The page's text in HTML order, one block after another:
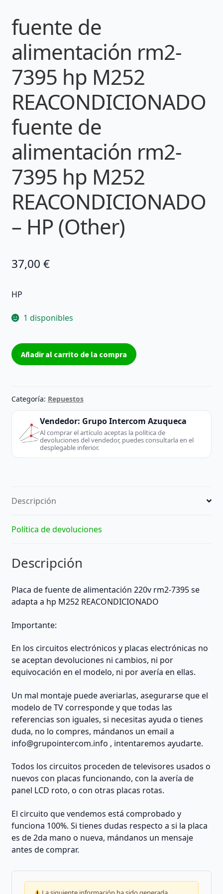
fuente de
alimentación rm2-
7395 hp M252
REACONDICIONADO
fuente de
alimentación rm2-
7395 hp M252
REACONDICIONADO
– HP (Other)
37,00 €
HP
1 disponibles
fuente
de
7395
hp
REACONDICIONADO
fuente
de
hp
REACONDICIONADO
(Other)
Añadir al carrito de la compra
Categoría: Repuestos
Vendedor: Grupo Intercom Azuqueca
Al comprar el artículo aceptas la política de
devoluciones del vendedor, puedes consultarla en el
desplegable inferior.
Descripción
Política de devoluciones
Descripción
Placa de fuente de alimentación 220v rm2-7395 se
adapta a hp M252 REACONDICIONADO
Importante:
En los circuitos electrónicos y placas electrónicas no
se aceptan devoluciones ni cambios, ni por
equivocación en el modelo, ni por avería en ellas.
Un mal montaje puede averiarlas, asegurarse que el
modelo de TV corresponde y que todas las
referencias son iguales, si necesitas ayuda o tienes
duda, no lo compres, mándanos un email a
info@grupointercom.info , intentaremos ayudarte.
Todos los circuitos proceden de televisores usados o
nuevos con placas funcionando, con la avería de
panel LCD roto, o con otras placas rotas.
El circuito que vendemos está comprobado y
funciona 100%. Si tienes dudas respecto a si la placa
es de 2da mano o nueva, mándanos un mensaje
antes de comprar.